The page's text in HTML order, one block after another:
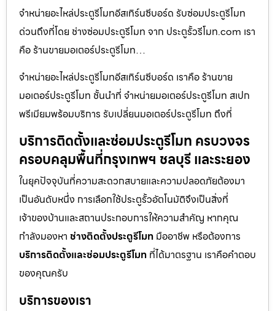
จำหน่ายอะไหล่ประตูรีโมทอีสเทิร์นซีบอร์ด รับซ่อมประตูรีโมท
ด่วนถึงที่โดย ช่างซ่อมประตูรีโมท จาก ประตูรั้วรีโมท.com เรา
คือ ร้านขายมอเตอร์ประตูรีโมท…
จำหน่ายอะไหล่ประตูรีโมทอีสเทิร์นซีบอร์ด เราคือ ร้านขาย
มอเตอร์ประตูรีโมท ชั้นนำที่ จำหน่ายมอเตอร์ประตูรีโมท สเปก
พรีเมียมพร้อมบริการ รับเปลี่ยนมอเตอร์ประตูรีโมท ถึงที่
บริการติดตั้งและซ่อมประตูรีโมท ครบวงจร
ครอบคลุมพื้นที่กรุงเทพฯ ชลบุรี และระยอง
ในยุคปัจจุบันที่ความสะดวกสบายและความปลอดภัยต้องมา
เป็นอันดับหนึ่ง การเลือกใช้ประตูรั้วอัตโนมัติจึงเป็นสิ่งที่
เจ้าของบ้านและสถานประกอบการให้ความสำคัญ หากคุณ
กำลังมองหา ช่างติดตั้งประตูรีโมท มืออาชีพ หรือต้องการ
บริการติดตั้งและซ่อมประตูรีโมท ที่ได้มาตรฐาน เราคือคำตอบ
ของคุณครับ
บริการของเรา